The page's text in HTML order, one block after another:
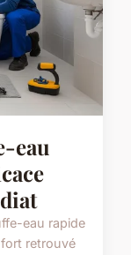
eau
eau rapide
retrouvé